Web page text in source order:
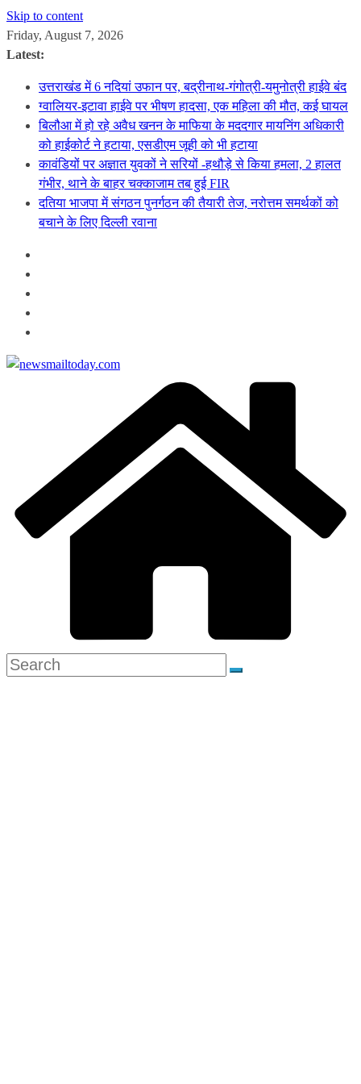
Skip to content
Friday, August 7, 2026
Latest:
उत्तराखंड में 6 नदियां उफान पर, बद्रीनाथ-गंगोत्री-यमुनोत्री हाईवे बंद
ग्वालियर-इटावा हाईवे पर भीषण हादसा, एक महिला की मौत, कई घायल
बिलौआ में हो रहे अवैध खनन के माफिया के मददगार मायनिंग अधिकारी
को हाईकोर्ट ने हटाया, एसडीएम जूही को भी हटाया
कावंडियों पर अज्ञात युवकों ने सरियों -हथौड़े से किया हमला, 2 हालत
गंभीर, थाने के बाहर चक्काजाम तब हुई FIR
दतिया भाजपा में संगठन पुनर्गठन की तैयारी तेज, नरोत्तम समर्थकों को
बचाने के लिए दिल्ली रवाना